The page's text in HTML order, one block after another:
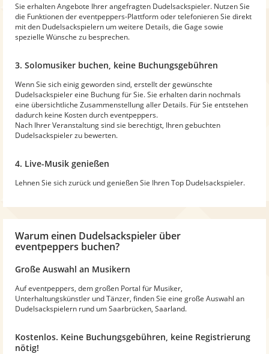
Sie erhalten Angebote Ihrer angefragten Dudelsackspieler. Nutzen Sie
die Funktionen der eventpeppers-Plattform oder telefonieren Sie direkt
mit den Dudelsackspielern um weitere Details, die Gage sowie
spezielle Wünsche zu besprechen.
3. Solomusiker buchen, keine Buchungsgebühren
Wenn Sie sich einig geworden sind, erstellt der gewünschte
Dudelsackspieler eine Buchung für Sie. Sie erhalten darin nochmals
eine übersichtliche Zusammenstellung aller Details. Für Sie entstehen
dadurch keine Kosten durch eventpeppers.
Nach Ihrer Veranstaltung sind sie berechtigt, Ihren gebuchten
Dudelsackspieler zu bewerten.
4. Live-Musik genießen
Lehnen Sie sich zurück und genießen Sie Ihren Top Dudelsackspieler.
Warum einen Dudelsackspieler über
eventpeppers buchen?
Große Auswahl an Musikern
Auf eventpeppers, dem großen Portal für Musiker,
Unterhaltungskünstler und Tänzer, finden Sie eine große Auswahl an
Dudelsackspielern rund um Saarbrücken, Saarland.
Kostenlos. Keine Buchungsgebühren, keine Registrierung
nötig!